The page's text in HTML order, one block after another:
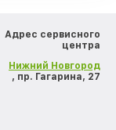
Адрес сервисного
центра
Нижний Новгород
, пр. Гагарина, 27